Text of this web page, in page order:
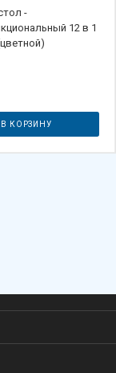
-
12 в 1
В КОРЗИНУ